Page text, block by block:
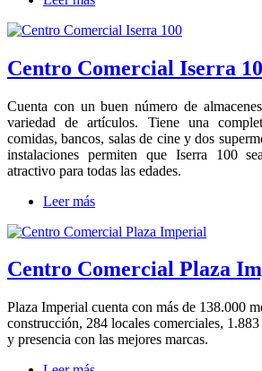
Centro Comercial Iserra
Cuenta con un buen número de
variedad de artículos. Tiene una
comidas, bancos, salas de cine y dos
instalaciones permiten que Iserra 100
atractivo para todas las edades.
Leer más
Centro Comercial Plaza
Plaza Imperial cuenta con más de 138.000
construcción, 284 locales comerciales,
y presencia con las mejores marcas.